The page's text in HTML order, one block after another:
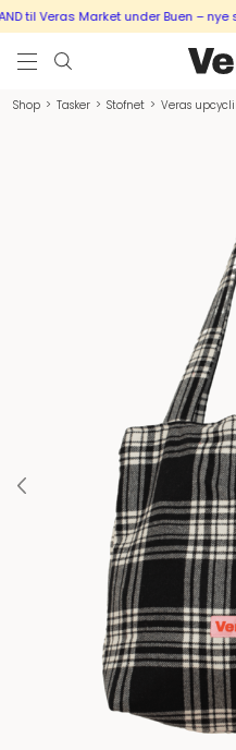
til Veras Market under Buen –
Shop > Tasker > Stofnet > Veras